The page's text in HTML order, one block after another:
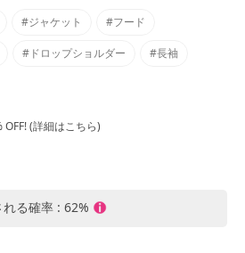
#ジャケット #フード
#ドロップショルダー #長袖
(詳細はこちら)
る確率 : 62%